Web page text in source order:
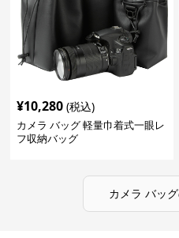
¥10,280 (税込)
カメラ バッグ 軽量巾着式一眼レ
フ収納バッグ
カメラ バッグ